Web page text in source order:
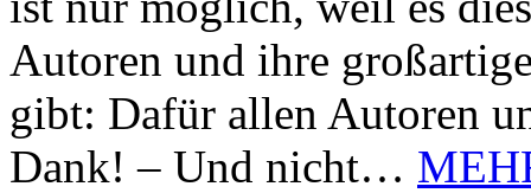
Autoren und ihre
gibt: Dafür allen Autoren
Dank! – Und nicht…